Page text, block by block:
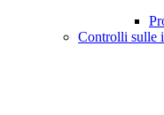
Controlli sulle